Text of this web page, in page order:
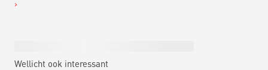
Wellicht ook interessant